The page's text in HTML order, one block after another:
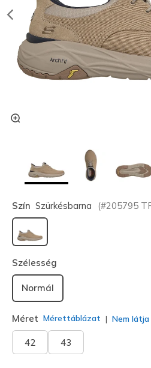
Szín Szürkésbarna (#205795
kiválasztva
Szélesség
Normál
Méret Mérettáblázat Nem
42 43